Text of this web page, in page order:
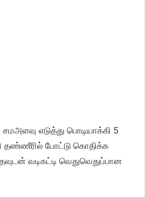
எடுத்து பொடியாக்கி 5
தண்ணீரில் போட்டு கொதிக்க
வடிகட்டி வெதுவெதுப்பான